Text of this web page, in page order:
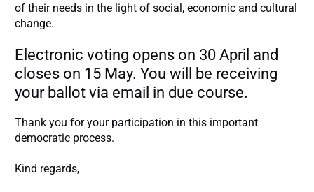
of their needs in the light of social, economic and cultural
change.
Electronic voting opens on 30 April and
closes on 15 May. You will be receiving
your ballot via email in due course.
Thank you for your participation in this important
democratic process.
Kind regards,